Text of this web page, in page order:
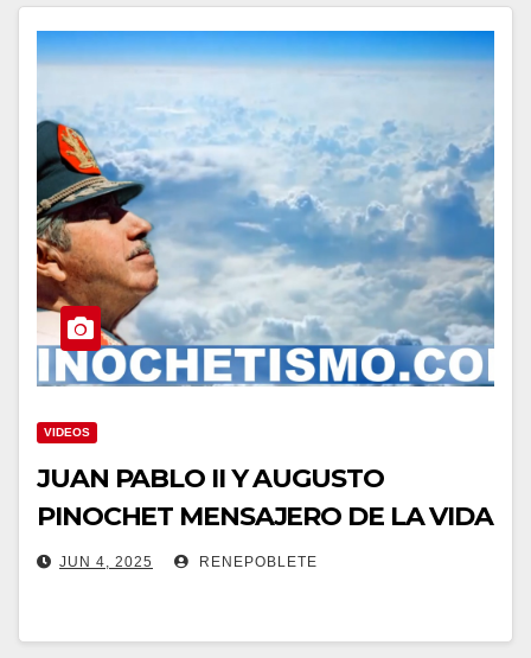
VIDEOS
JUAN PABLO II Y AUGUSTO
PINOCHET MENSAJERO DE LA VIDA
JUN 4, 2025 RENEPOBLETE